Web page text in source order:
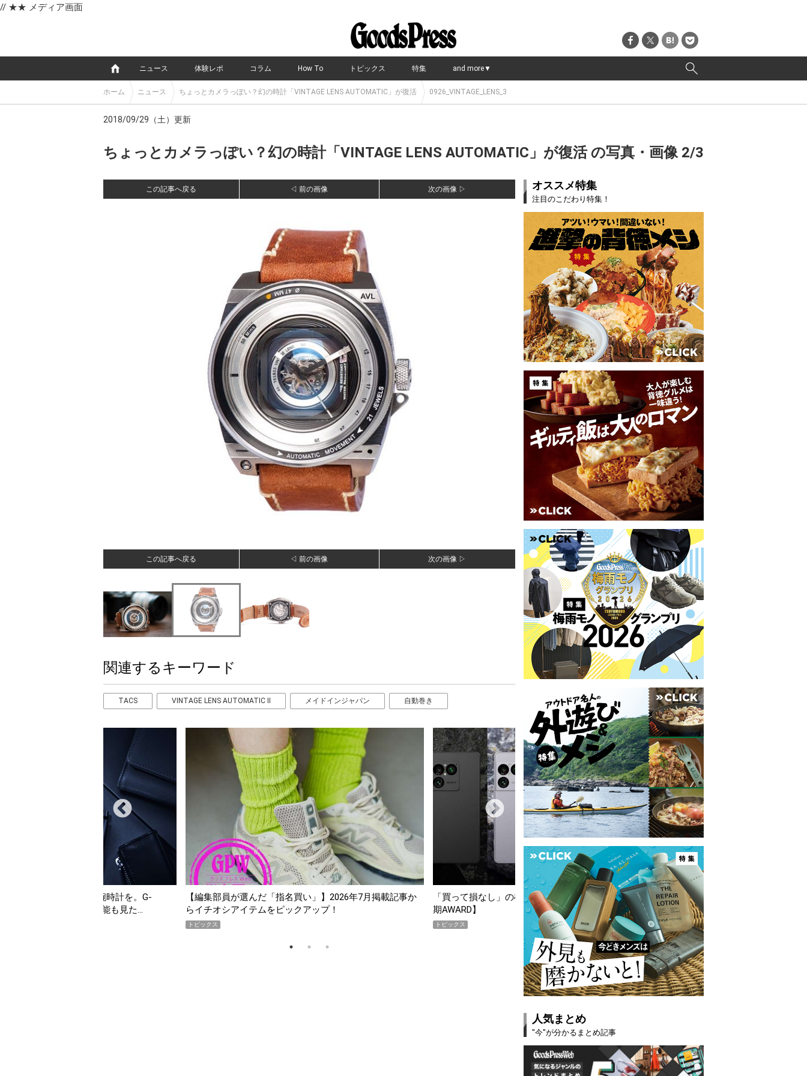
// ★★ メディア画面
ニュース 体験レポ コラム How To トピックス 特集 and more▼
ホーム ニュース ちょっとカメラっぽい？幻の時計「VINTAGE LENS AUTOMATIC」が復活 0926_VINTAGE_LENS_3
2018/09/29（土）更新
ちょっとカメラっぽい？幻の時計「VINTAGE LENS AUTOMATIC」が復活 の写真・画像 2/3
この記事へ戻る ◁ 前の画像 次の画像 ▷
この記事へ戻る ◁ 前の画像 次の画像 ▷
関連するキーワード
TACS VINTAGE LENS AUTOMATIC Ⅱ メイドインジャパン 自動巻き
部員が選んだ「指名買い」】2026年7月掲載記事か
オシアイテムをピックアップ！
「買って損なし」の極上スマホ5選【GoodsPress 2026上半
期AWARD】
薄着になる季節の夏こそ“映える”タフな腕時計を。G-
SHOCK「GRAVITYMASTER」は本当に機能も見た…
オススメ特集
注目のこだわり特集！
人気まとめ
"今"が分かるまとめ記事